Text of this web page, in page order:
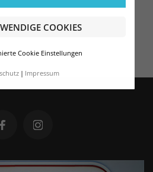
COOKIES
Cookie Einstellungen
Impressum